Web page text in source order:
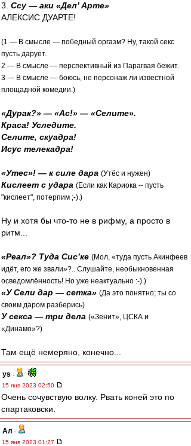
3. Ссу — аки «Дел’ Арте»
АЛЕКСИС ДУАРТЕ!
(1 — В смысле — победный оргазм? Ну, такой секс
пусть дарует.
2 — В смысле — перспективный из Парагвая бежит.
3 — В смысле — боюсь, не персонаж ли известной
площадной комедии.)
«Дурак?» — «Ас!» — «Селите».
Краса! Уследите.
Селите, скуадра!
Исус телекадра!
«Утес»! — к силе дара (Утёс и нужен)
Кислеет с удара (Если как Кариока -- пусть
"кислеет", потерпим ;-).)
Ну и хотя бы что-то не в рифму, а просто в
ритм...
«Реал»? Туда Сис’ке (Мол, «туда пусть Акинфеев
идёт, его же звали»?.. Слушайте, необыкновенная
осведомлённость! Но уже неактуально :-).)
«У Сели дар — сетка» (Да это понятно; ты со
своим даром разберись)
У секса — три дела («Зенит», ЦСКА и
«Динамо»?)
Там ещё немеряно, конечно...
ys -
15 янв 2023 02:50
Очень сочувствую волку. Рвать коней это по
спартаковски.
Ал -
15 янв 2023 01:27